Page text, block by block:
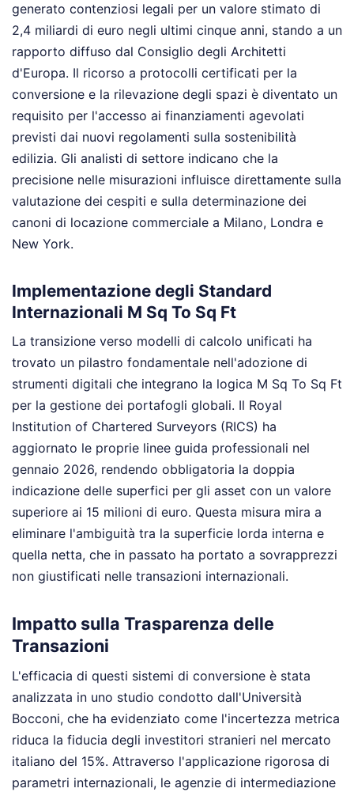
generato contenziosi legali per un valore stimato di
2,4 miliardi di euro negli ultimi cinque anni, stando a un
rapporto diffuso dal Consiglio degli Architetti
d'Europa. Il ricorso a protocolli certificati per la
conversione e la rilevazione degli spazi è diventato un
requisito per l'accesso ai finanziamenti agevolati
previsti dai nuovi regolamenti sulla sostenibilità
edilizia. Gli analisti di settore indicano che la
precisione nelle misurazioni influisce direttamente sulla
valutazione dei cespiti e sulla determinazione dei
canoni di locazione commerciale a Milano, Londra e
New York.
Implementazione degli Standard
Internazionali M Sq To Sq Ft
La transizione verso modelli di calcolo unificati ha
trovato un pilastro fondamentale nell'adozione di
strumenti digitali che integrano la logica M Sq To Sq Ft
per la gestione dei portafogli globali. Il Royal
Institution of Chartered Surveyors (RICS) ha
aggiornato le proprie linee guida professionali nel
gennaio 2026, rendendo obbligatoria la doppia
indicazione delle superfici per gli asset con un valore
superiore ai 15 milioni di euro. Questa misura mira a
eliminare l'ambiguità tra la superficie lorda interna e
quella netta, che in passato ha portato a sovrapprezzi
non giustificati nelle transazioni internazionali.
Impatto sulla Trasparenza delle
Transazioni
L'efficacia di questi sistemi di conversione è stata
analizzata in uno studio condotto dall'Università
Bocconi, che ha evidenziato come l'incertezza metrica
riduca la fiducia degli investitori stranieri nel mercato
italiano del 15%. Attraverso l'applicazione rigorosa di
parametri internazionali, le agenzie di intermediazione